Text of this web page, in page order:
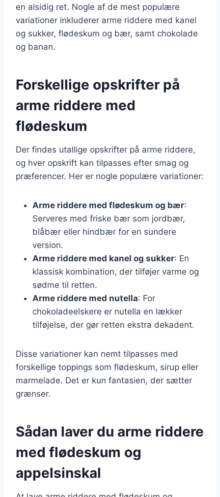
en alsidig ret. Nogle af de mest populære
variationer inkluderer arme riddere med kanel
og sukker, flødeskum og bær, samt chokolade
og banan.
Forskellige opskrifter på
arme riddere med
flødeskum
Der findes utallige opskrifter på arme riddere,
og hver opskrift kan tilpasses efter smag og
præferencer. Her er nogle populære variationer:
Arme riddere med flødeskum og bær:
Serveres med friske bær som jordbær,
blåbær eller hindbær for en sundere
version.
Arme riddere med kanel og sukker: En
klassisk kombination, der tilføjer varme og
sødme til retten.
Arme riddere med nutella: For
chokoladeelskere er nutella en lækker
tilføjelse, der gør retten ekstra dekadent.
Disse variationer kan nemt tilpasses med
forskellige toppings som flødeskum, sirup eller
marmelade. Det er kun fantasien, der sætter
grænser.
Sådan laver du arme riddere
med flødeskum og
appelsinskal